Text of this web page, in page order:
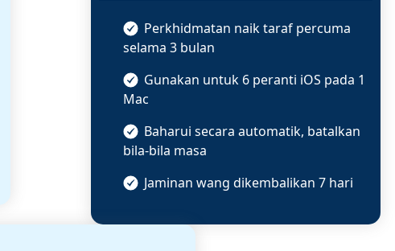
Perkhidmatan naik taraf percuma
selama 3 bulan
Gunakan untuk 6 peranti iOS pada 1
Mac
Baharui secara automatik, batalkan
bila-bila masa
Jaminan wang dikembalikan 7 hari